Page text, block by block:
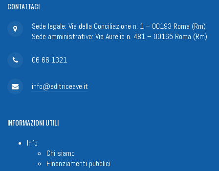
CONTATTACI
Sede legale: Via della Conciliazione n. 1 – 00193 Roma (Rm)
Sede amministrativa: Via Aurelia n. 481 – 00165 Roma (Rm)
06 66 1321
info@editriceave.it
INFORMAZIONIUTILI
Info
Chi siamo
Finanziamenti pubblici